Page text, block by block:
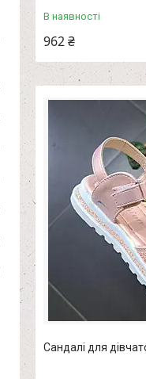
В наявності
962 ₴
Сандалі для